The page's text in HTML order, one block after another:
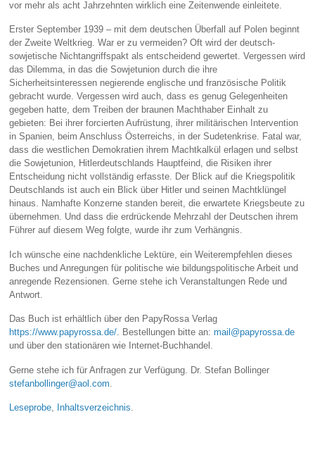
vor mehr als acht Jahrzehnten wirklich eine Zeitenwende einleitete.
Erster September 1939 – mit dem deutschen Überfall auf Polen beginnt
der Zweite Weltkrieg. War er zu vermeiden? Oft wird der deutsch-
sowjetische Nichtangriffspakt als entscheidend gewertet. Vergessen wird
das Dilemma, in das die Sowjetunion durch die ihre
Sicherheitsinteressen negierende englische und französische Politik
gebracht wurde. Vergessen wird auch, dass es genug Gelegenheiten
gegeben hatte, dem Treiben der braunen Machthaber Einhalt zu
gebieten: Bei ihrer forcierten Aufrüstung, ihrer militärischen Intervention
in Spanien, beim Anschluss Österreichs, in der Sudetenkrise. Fatal war,
dass die westlichen Demokratien ihrem Machtkalkül erlagen und selbst
die Sowjetunion, Hitlerdeutschlands Hauptfeind, die Risiken ihrer
Entscheidung nicht vollständig erfasste. Der Blick auf die Kriegspolitik
Deutschlands ist auch ein Blick über Hitler und seinen Machtklüngel
hinaus. Namhafte Konzerne standen bereit, die erwartete Kriegsbeute zu
übernehmen. Und dass die erdrückende Mehrzahl der Deutschen ihrem
Führer auf diesem Weg folgte, wurde ihr zum Verhängnis.
Ich wünsche eine nachdenkliche Lektüre, ein Weiterempfehlen dieses
Buches und Anregungen für politische wie bildungspolitische Arbeit und
anregende Rezensionen. Gerne stehe ich Veranstaltungen Rede und
Antwort.
Das Buch ist erhältlich über den PapyRossa Verlag
https://www.papyrossa.de/. Bestellungen bitte an:mail@papyrossa.de
und über den stationären wie Internet-Buchhandel.
Gerne stehe ich für Anfragen zur Verfügung. Dr. Stefan Bollinger
stefanbollinger@aol.com
Leseprobe, Inhaltsverzeichnis.